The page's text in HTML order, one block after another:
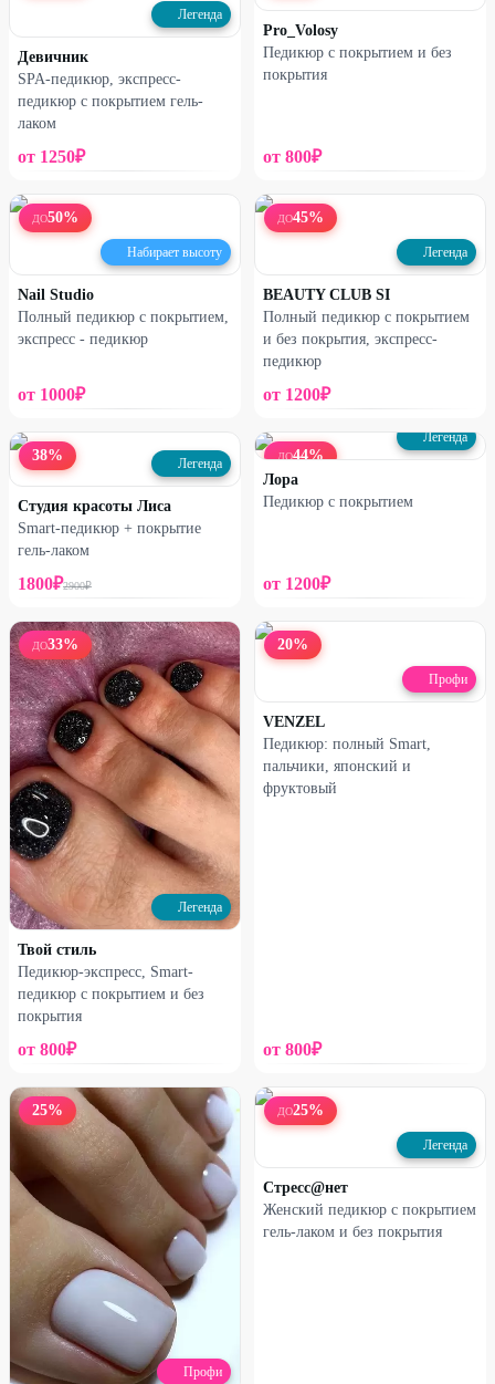
Легенда
Девичник
SPA-педикюр, экспресс-
педикюр с покрытием гель-
лаком
от 1250₽
Pro_Volosy
Педикюр с покрытием и без
покрытия
от 800₽
ДО50%
Набирает высоту
Nail Studio
Полный педикюр с покрытием,
экспресс - педикюр
от 1000₽
ДО45%
Легенда
BEAUTY CLUB SI
Полный педикюр с покрытием
и без покрытия, экспресс-
педикюр
от 1200₽
38% Легенда
Студия красоты Лиса
Smart-педикюр + покрытие
гель-лаком
1800₽2900₽
ДО44%
Легенда
Лора
Педикюр с покрытием
от 1200₽
ДО33%
Легенда
Твой стиль
Педикюр-экспресс, Smart-
педикюр с покрытием и без
покрытия
от 800₽
20%
Профи
VENZEL
Педикюр: полный Smart,
пальчики, японский и
фруктовый
от 800₽
25%
Профи
ДО25%
Легенда
Стресс@нет
Женский педикюр с покрытием
гель-лаком и без покрытия